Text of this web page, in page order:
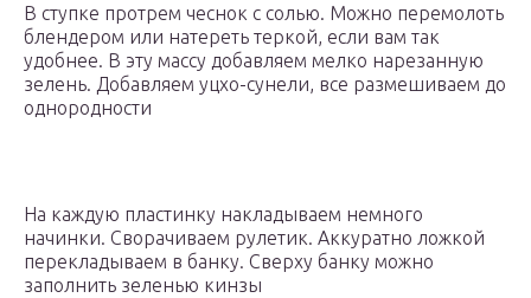
В ступке протрем чеснок с солью. Можно перемолоть
блендером или натереть теркой, если вам так
удобнее. В эту массу добавляем мелко нарезанную
зелень. Добавляем уцхо-сунели, все размешиваем до
однородности
На каждую пластинку накладываем немного
начинки. Сворачиваем рулетик. Аккуратно ложкой
перекладываем в банку. Сверху банку можно
заполнить зеленью кинзы